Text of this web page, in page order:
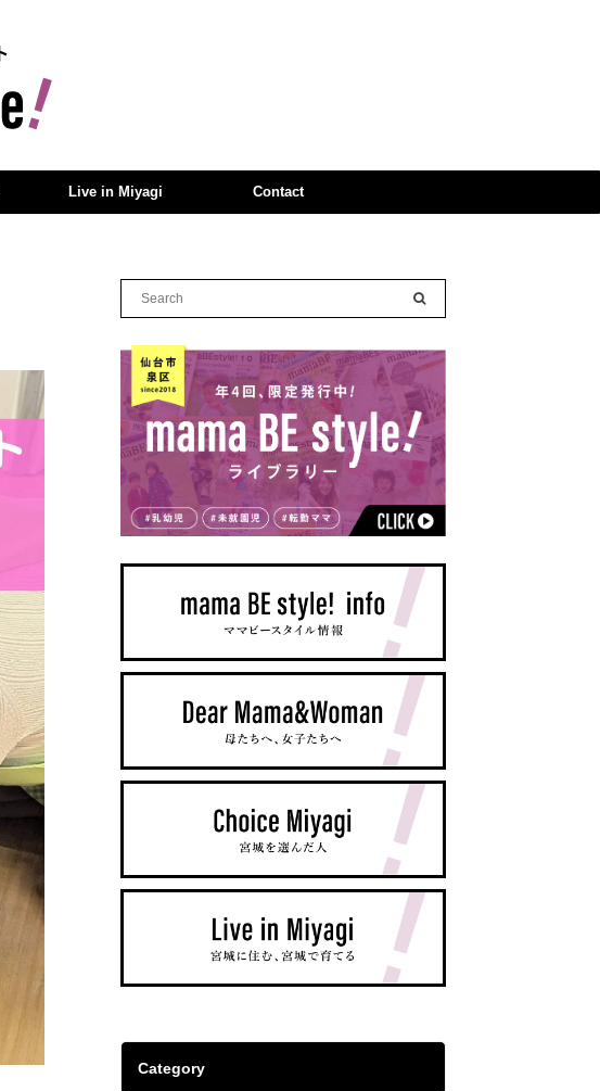
Live in Miyagi Contact
Category